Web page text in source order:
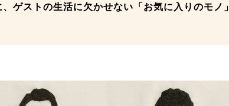
、ゲストの生活に欠かせない「お気に入りのモノ